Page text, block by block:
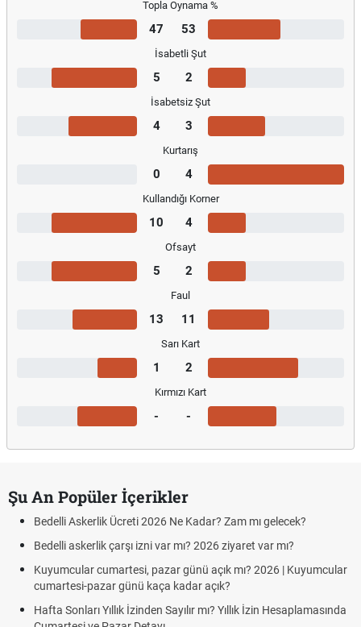
Topla Oynama %
47 53
İsabetli Şut
5 2
İsabetsiz Şut
4 3
Kurtarış
0 4
Kullandığı Korner
10 4
Ofsayt
5 2
Faul
13 11
Sarı Kart
1 2
Kırmızı Kart
- -
Şu An Popüler İçerikler
Bedelli Askerlik Ücreti 2026 Ne Kadar? Zam mı gelecek?
Bedelli askerlik çarşı izni var mı? 2026 ziyaret var mı?
Kuyumcular cumartesi, pazar günü açık mı? 2026 | Kuyumcular
cumartesi-pazar günü kaça kadar açık?
Hafta Sonları Yıllık İzinden Sayılır mı? Yıllık İzin Hesaplamasında